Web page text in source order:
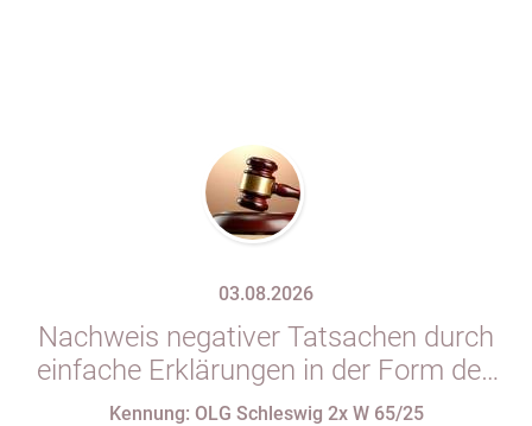
03.08.2026
Nachweis negativer Tatsachen durch
einfache Erklärungen in der Form des
§ 29 GBO (hier: Nichtgeltendmachung
Kennung: OLG Schleswig 2x W 65/25